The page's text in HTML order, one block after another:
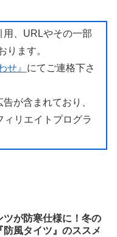
、URLやその一部
ります。
せ』 にてご連格下さ
が含まれており、
リエイトプログラ
ツが防寒仕様に！冬の
防風タイツ』のススメ